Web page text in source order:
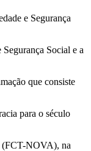
e Segurança
Social e a
que consiste
para o século
(FCT-NOVA), na